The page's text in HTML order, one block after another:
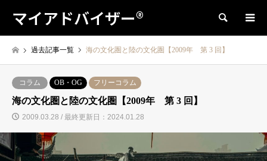
マイアドバイザー® 検索
過去記事一覧 海の文化圏と陸の文化圏【2009年 第 3 回】
コラム OB・OG フリーコラム
海の文化圏と陸の文化圏【2009年 第 3 回】
2009.03.28 / 最終更新日：2024.01.28